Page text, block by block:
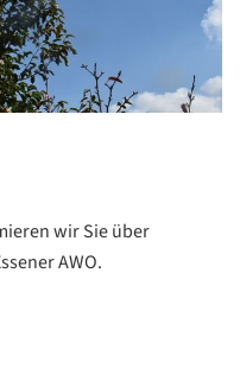
wir Sie über
AWO.